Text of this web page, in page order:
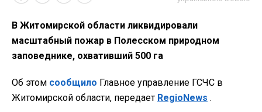
В Житомирской области ликвидировали
масштабный пожар в Полесском природном
заповеднике, охвативший 500 га
Об этом сообщило Главное управление ГСЧС в
Житомирской области, передает RegioNews .